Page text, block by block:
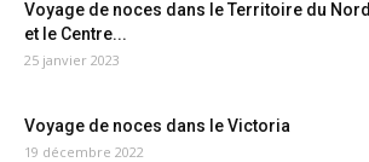
Voyage de noces dans le Territoire du Nord
et le Centre...
25 janvier 2023
Voyage de noces dans le Victoria
19 décembre 2022